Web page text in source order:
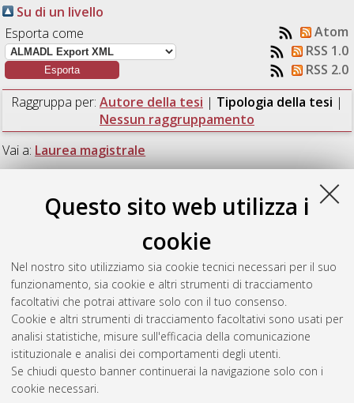
Questo sito web utilizza i
cookie
Nel nostro sito utilizziamo sia cookie tecnici necessari per il suo
funzionamento, sia cookie e altri strumenti di tracciamento
facoltativi che potrai attivare solo con il tuo consenso.
Cookie e altri strumenti di tracciamento facoltativi sono usati per
analisi statistiche, misure sull'efficacia della comunicazione
istituzionale e analisi dei comportamenti degli utenti.
Se chiudi questo banner continuerai la navigazione solo con i
cookie necessari.
Su di un livello
Esporta come
Atom
RSS 1.0
RSS 2.0
Raggruppa per: Autore della tesi | Tipologia della tesi |
Nessun raggruppamento
Vai a: Laurea magistrale
Laurea magistrale
Baroncelli, Leonardo(2018)Use of POWER8 architecture for
High Energy Physics simulations. [Laurea magistrale],
Università di Bologna, Corso di Studio inIngegneria
informatica [LM-DM270] , Documento full-text non disponibile
Questa lista e' stata generata ilFri Aug 7 05:41:51 2026 CEST